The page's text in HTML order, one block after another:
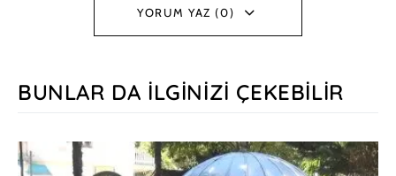
YORUM YAZ (0)
BUNLAR DA İLGINIZI ÇEKEBILIR